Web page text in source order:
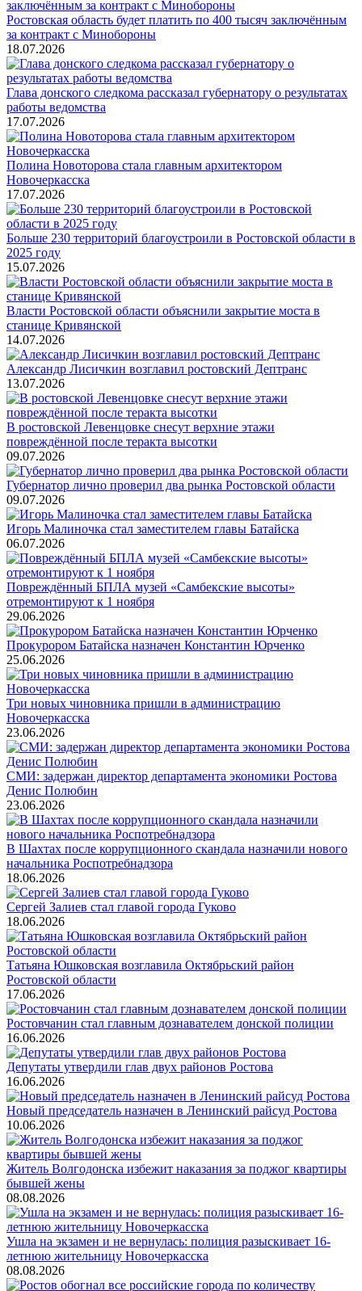
Ростовская область будет платить по 400 тысяч заключённым
за контракт с Минобороны
18.07.2026
Глава донского следкома рассказал губернатору о результатах
работы ведомства
17.07.2026
Полина Новоторова стала главным архитектором
Новочеркасска
17.07.2026
Больше 230 территорий благоустроили в Ростовской области в
2025 году
15.07.2026
Власти Ростовской области объяснили закрытие моста в
станице Кривянской
14.07.2026
Александр Лисичкин возглавил ростовский Дептранс
13.07.2026
В ростовской Левенцовке снесут верхние этажи
повреждённой после теракта высотки
09.07.2026
Губернатор лично проверил два рынка Ростовской области
09.07.2026
Игорь Малиночка стал заместителем главы Батайска
06.07.2026
Повреждённый БПЛА музей «Самбекские высоты»
отремонтируют к 1 ноября
29.06.2026
Прокурором Батайска назначен Константин Юрченко
25.06.2026
Три новых чиновника пришли в администрацию
Новочеркасска
23.06.2026
СМИ: задержан директор департамента экономики Ростова
Денис Полюбин
23.06.2026
В Шахтах после коррупционного скандала назначили нового
начальника Роспотребнадзора
18.06.2026
Сергей Залиев стал главой города Гуково
18.06.2026
Татьяна Юшковская возглавила Октябрьский район
Ростовской области
17.06.2026
Ростовчанин стал главным дознавателем донской полиции
16.06.2026
Депутаты утвердили глав двух районов Ростова
16.06.2026
Новый председатель назначен в Ленинский райсуд Ростова
10.06.2026
Житель Волгодонска избежит наказания за поджог квартиры
бывшей жены
08.08.2026
Ушла на экзамен и не вернулась: полиция разыскивает 16-
летнюю жительницу Новочеркасска
08.08.2026